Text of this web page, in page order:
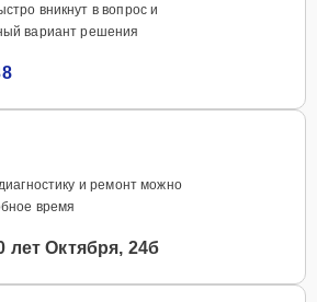
вникнут в вопрос и
вариант решения
и ремонт можно
время
лет Октября, 24б